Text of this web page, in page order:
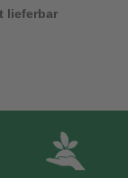
lieferbar